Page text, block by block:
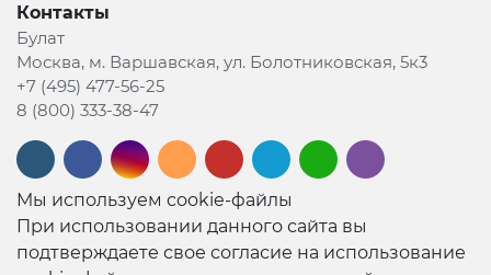
Контакты
Булат
Москва, м. Варшавская, ул. Болотниковская, 5к3
+7 (495) 477-56-25
8 (800) 333-38-47
Мы используем cookie-файлы
При использовании данного сайта вы
подтверждаете свое согласие на использование